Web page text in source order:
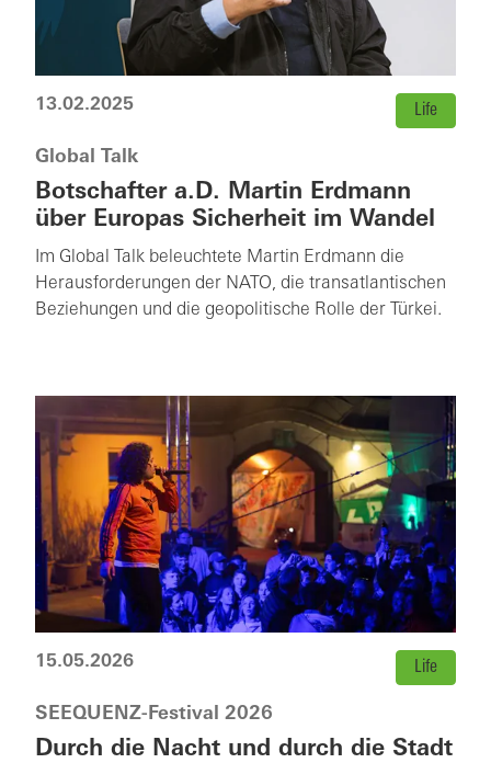
13.02.2025 Life
Global Talk
Botschafter a.D. Martin Erdmann
über Europas Sicherheit im Wandel
Im Global Talk beleuchtete Martin Erdmann die
Herausforderungen der NATO, die transatlantischen
Beziehungen und die geopolitische Rolle der Türkei.
15.05.2026 Life
SEEQUENZ-Festival 2026
Durch die Nacht und durch die Stadt